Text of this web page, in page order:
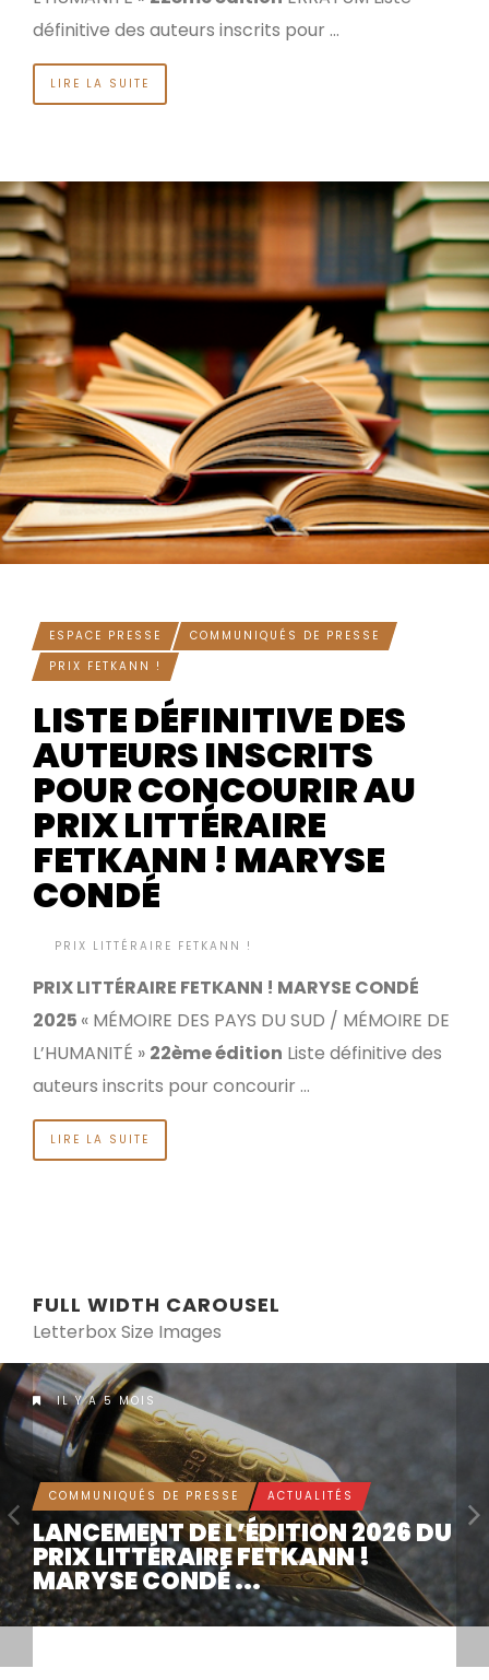
définitive des auteurs inscrits pour …
LIRE LA SUITE
ESPACE PRESSE
COMMUNIQUÉS DE PRESSE
PRIX FETKANN !
LISTE DÉFINITIVE DES
AUTEURS INSCRITS
POUR CONCOURIR AU
PRIX LITTÉRAIRE
FETKANN ! MARYSE
CONDÉ
PRIX LITTÉRAIRE FETKANN !
PRIX LITTÉRAIRE FETKANN ! MARYSE CONDÉ
2025 « MÉMOIRE DES PAYS DU SUD / MÉMOIRE DE
L’HUMANITÉ » 22ème édition Liste définitive des
auteurs inscrits pour concourir …
LIRE LA SUITE
FULL WIDTH CAROUSEL
Letterbox Size Images
IL Y A 5 MOIS
COMMUNIQUÉS DE PRESSE ACTUALITÉS
LANCEMENT DE L’ÉDITION 2026 DU
PRIX LITTÉRAIRE FETKANN !
MARYSE CONDÉ ...